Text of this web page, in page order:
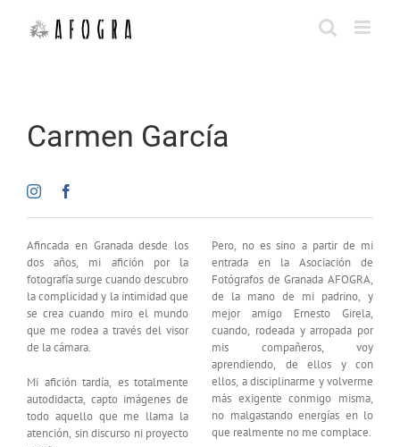
contenido
Carmen García
Afincada en Granada desde los
dos años, mi afición por la
fotografía surge cuando descubro
la complicidad y la intimidad que
se crea cuando miro el mundo
que me rodea a través del visor
de la cámara.
Mi afición tardía, es totalmente
autodidacta, capto imágenes de
todo aquello que me llama la
atención, sin discurso ni proyecto
Pero, no es sino a partir de mi
entrada en la Asociación de
Fotógrafos de Granada AFOGRA,
de la mano de mi padrino, y
mejor amigo Ernesto Girela,
cuando, rodeada y arropada por
mis compañeros, voy
aprendiendo, de ellos y con
ellos, a disciplinarme y volverme
más exigente conmigo misma,
no malgastando energías en lo
que realmente no me complace.